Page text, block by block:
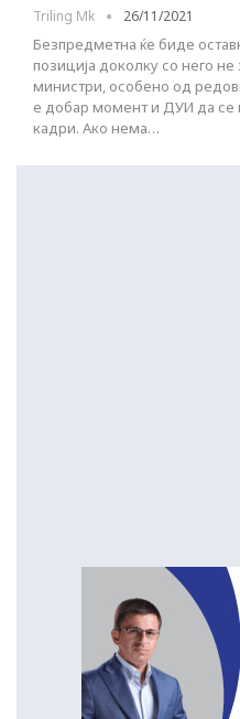
Triling Mk 26/11/2021
Безпредметна ќе биде
позиција доколку со него
министри, особено од
е добар момент и ДУИ да се
кадри. Ако нема…